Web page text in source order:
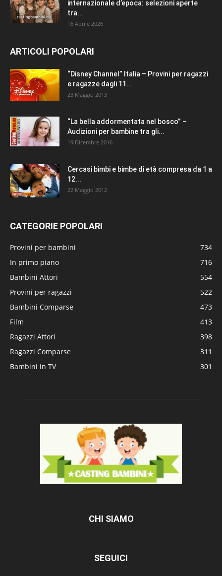
internazionale d’epoca: selezioni aperte
tra...
16 Aprile 2026
ARTICOLI POPOLARI
“Disney Channel” Italia – Provini per ragazzi
e ragazze dagli 11...
23 Maggio 2013
“La bella addormentata nel bosco” –
Audizioni per bambine tra gli...
19 Dicembre 2016
Cercasi bimbi e bimbe di età compresa da 1 a
12...
22 Maggio 2012
CATEGORIE POPOLARI
Provini per bambini
734
In primo piano
716
Bambini Attori
554
Provini per ragazzi
522
Bambini Comparse
473
Film
413
Ragazzi Attori
398
Ragazzi Comparse
311
Bambini in TV
301
CHI SIAMO
SEGUICI